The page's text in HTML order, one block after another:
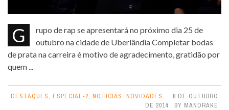
Grupo de rap se apresentará no próximo dia 25 de
outubro na cidade de Uberlândia Completar bodas
de prata na carreira é motivo de agradecimento, gratidão por
quem ...
DESTAQUES, ESPECIAL-2, NOTICIAS, NOVIDADES
8 DE OUTUBRO
DE 2014
BY MANDRAKE